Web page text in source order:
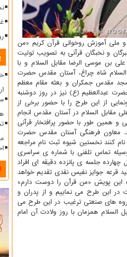
ملی آموزش روخوانی قرآن کریم «من
و نخبگان قرآنی به تصویب تولیت
بن موسی الرضا مقابل السلام و با
شاه چراغ، آستان مقدس حضرت
مقدس جمکران و بعثه مقام معظم
عبدالعظیم (ع) نیز در روز دوشنبه
از این طرح را با حضور برخی از
مقابل السلام در آستان مقدس انجام
و همین طور با حضور پرافتخار قرآنی
معاون فرهنگی آستان مقدس حضرت
کنند نخستین شیوه ثبت نام مراجعه
تماس تلفنی با شماره ی سراسری
چهارده جلسه ی پانزده دقیقه ای افراد
قرعه جوایز نفیس نقدی تقدیم خواهد
این پویش «من قرآن را دوست دارم»
در این طرح می نماییم و از پدران و
های صنعتی ترغیب در این طرح می
همزمان با روز ولادت آن امام